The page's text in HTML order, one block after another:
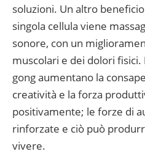
soluzioni. Un altro
singola cellula viene
sonore, con un
muscolari e dei dolori
gong aumentano la
creatività e la forza
positivamente; le forze di
rinforzate e ciò può
vivere.